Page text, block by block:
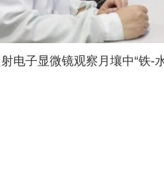
子显微镜观察月壤中“铁-